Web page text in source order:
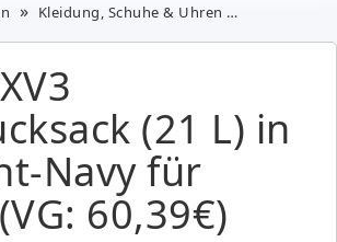
Kleidung, Schuhe & Uhren
(21 L) in
Navy für
60,39€)